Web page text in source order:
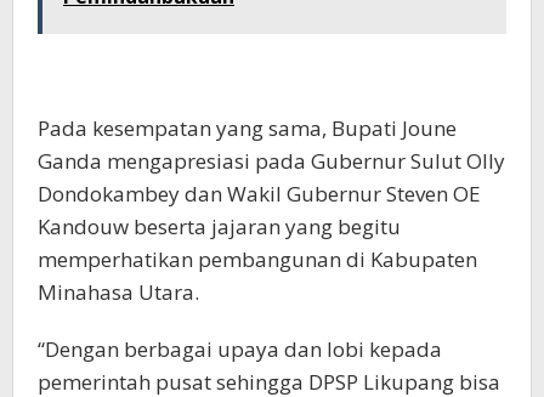
Pada kesempatan yang sama, Bupati Joune
Ganda mengapresiasi pada Gubernur Sulut Olly
Dondokambey dan Wakil Gubernur Steven OE
Kandouw beserta jajaran yang begitu
memperhatikan pembangunan di Kabupaten
Minahasa Utara.
“Dengan berbagai upaya dan lobi kepada
pemerintah pusat sehingga DPSP Likupang bisa